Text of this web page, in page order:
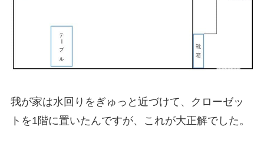
我が家は水回りをぎゅっと近づけて、クローゼッ
トを1階に置いたんですが、これが大正解でした。